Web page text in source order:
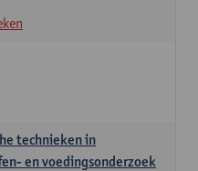
technieken in
en voedingsonderzoek